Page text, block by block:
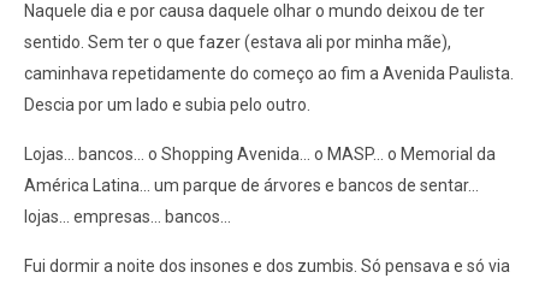
Naquele dia e por causa daquele olhar o mundo deixou de ter
sentido. Sem ter o que fazer (estava ali por minha mãe),
caminhava repetidamente do começo ao fim a Avenida Paulista.
Descia por um lado e subia pelo outro.
Lojas... bancos... o Shopping Avenida... o MASP... o Memorial da
América Latina... um parque de árvores e bancos de sentar...
lojas... empresas... bancos...
Fui dormir a noite dos insones e dos zumbis. Só pensava e só via